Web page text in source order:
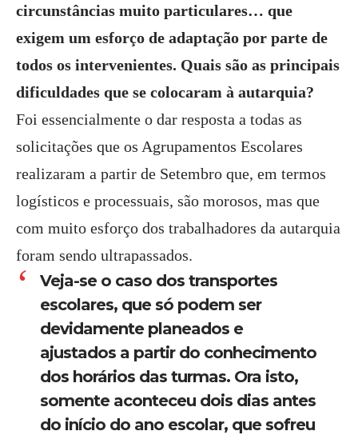
circunstâncias muito particulares… que
exigem um esforço de adaptação por parte de
todos os intervenientes. Quais são as principais
dificuldades que se colocaram à autarquia?
Foi essencialmente o dar resposta a todas as
solicitações que os Agrupamentos Escolares
realizaram a partir de Setembro que, em termos
logísticos e processuais, são morosos, mas que
com muito esforço dos trabalhadores da autarquia
foram sendo ultrapassados.
Veja-se o caso dos transportes
escolares, que só podem ser
devidamente planeados e
ajustados a partir do conhecimento
dos horários das turmas. Ora isto,
somente aconteceu dois dias antes
do início do ano escolar, que sofreu